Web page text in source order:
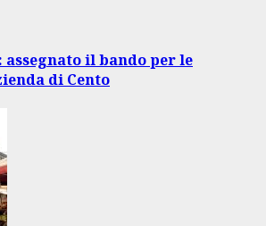
assegnato il bando per le
di Cento